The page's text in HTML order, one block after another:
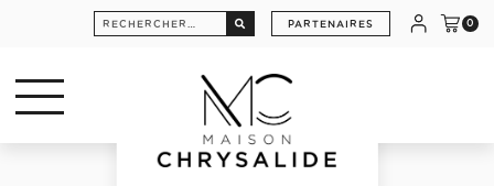
Rechercher : PARTENAIRES 0